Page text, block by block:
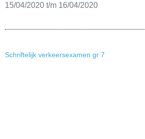
15/04/2020 t/m 16/04/2020
Schriftelijk verkeersexamen gr 7